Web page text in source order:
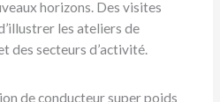
horizons. Des visites
les ateliers de
des secteurs d’activité.
de conducteur super poids